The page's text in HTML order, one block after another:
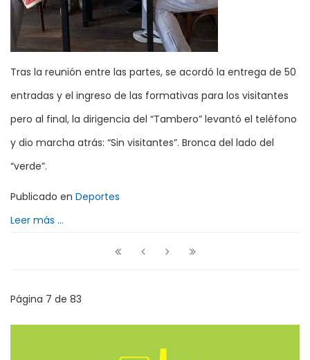
Tras la reunión entre las partes, se acordó la entrega de 50
entradas y el ingreso de las formativas para los visitantes
pero al final, la dirigencia del “Tambero” levantó el teléfono
y dio marcha atrás: “Sin visitantes”. Bronca del lado del
“verde”.
Publicado en Deportes
Leer más ...
Página 7 de 83